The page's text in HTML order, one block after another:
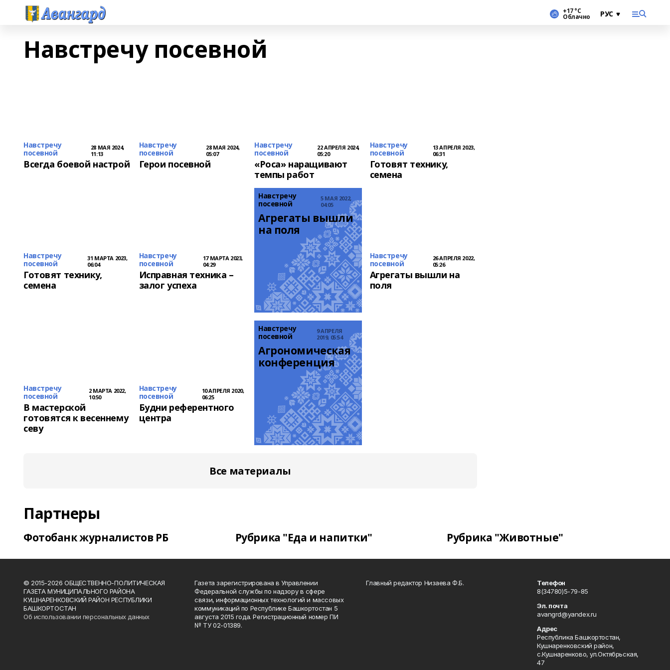
+17 °С
Облачно
Навстречу посевной
Навстречу
посевной
28 МАЯ 2024,
11:13
Всегда боевой настрой
Навстречу
посевной
28 МАЯ 2024,
05:07
Герои посевной
Навстречу
посевной
22 АПРЕЛЯ 2024,
05:20
«Роса» наращивают
темпы работ
Навстречу
посевной
13 АПРЕЛЯ 2023,
06:31
Готовят технику,
семена
Навстречу
посевной
31 МАРТА 2023,
06:04
Готовят технику,
семена
Навстречу
посевной
17 МАРТА 2023,
04:29
Исправная техника –
залог успеха
Навстречу
посевной
5 МАЯ 2022,
04:05
Агрегаты вышли
на поля
Навстречу
посевной
26 АПРЕЛЯ 2022,
05:26
Агрегаты вышли на
поля
Навстречу
посевной
2 МАРТА 2022,
10:50
В мастерской
готовятся к весеннему
севу
Навстречу
посевной
10 АПРЕЛЯ 2020,
06:25
Будни референтного
центра
Навстречу
посевной
9 АПРЕЛЯ
2019, 05:54
Агрономическая
конференция
Все материалы
Партнеры
Фотобанк журналистов РБ Рубрика "Еда и напитки" Рубрика "Животные"
© 2015-2026 ОБЩЕСТВЕННО-ПОЛИТИЧЕСКАЯ
ГАЗЕТА МУНИЦИПАЛЬНОГО РАЙОНА
КУШНАРЕНКОВСКИЙ РАЙОН РЕСПУБЛИКИ
БАШКОРТОСТАН
Об использовании персональных данных
Газета зарегистрирована в Управлении
Федеральной службы по надзору в сфере
связи, информационных технологий и массовых
коммуникаций по Республике Башкортостан 5
августа 2015 года. Регистрационный номер ПИ
№ ТУ 02-01389.
Главный редактор Низаева Ф.Б.
Телефон
8(34780)5-79-85
Эл. почта
avangrd@yandex.ru
Адрес
Республика Башкортостан,
Кушнаренковский район,
с.Кушнаренково, ул.Октябрьская,
47